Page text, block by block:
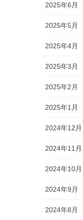
2025年6月
2025年5月
2025年4月
2025年3月
2025年2月
2025年1月
2024年12月
2024年11月
2024年10月
2024年9月
2024年8月